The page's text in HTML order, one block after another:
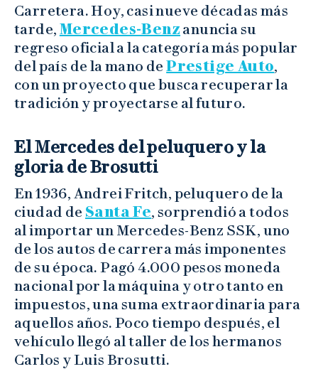
Carretera. Hoy, casi nueve décadas más
tarde, Mercedes-Benz anuncia su
regreso oficial a la categoría más popular
del país de la mano dePrestige Auto,
con un proyecto que busca recuperar la
tradición y proyectarse al futuro.
El Mercedes del peluquero y la
gloria de Brosutti
En 1936, Andrei Fritch, peluquero de la
ciudad de Santa Fe, sorprendió a todos
al importar un Mercedes-Benz SSK, uno
de los autos de carrera más imponentes
de su época. Pagó 4.000 pesos moneda
nacional por la máquina y otro tanto en
impuestos, una suma extraordinaria para
aquellos años. Poco tiempo después, el
vehículo llegó al taller de los hermanos
Carlos y Luis Brosutti.